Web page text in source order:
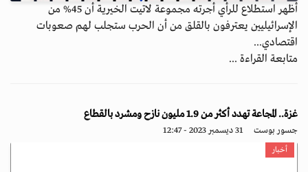
أظهر استطلاع للرأي أجرته مجموعة لاتيت الخيرية أن 45% من
الإسرائيليين يعترفون بالقلق من أن الحرب ستجلب لهم صعوبات
اقتصادي...
متابعة القراءة ...
غزة.. المجاعة تهدد أكثر من 1.9 مليون نازح ومشرد بالقطاع
جسور بوست 31 ديسمبر 2023 - 12:47
أخبار